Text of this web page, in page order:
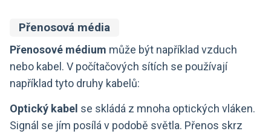
Přenosová média
Přenosové médium může být například vzduch
nebo kabel. V počítačových sítích se používají
například tyto druhy kabelů:
Optický kabel se skládá z mnoha optických vláken.
Signál se jím posílá v podobě světla. Přenos skrz